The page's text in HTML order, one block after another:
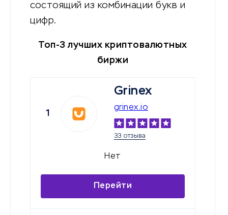
состоящий из комбинации букв и
цифр.
Топ-3 лучших криптовалютных
биржи
1
Grinex
grinex.io
33 отзыва
Нет
Перейти